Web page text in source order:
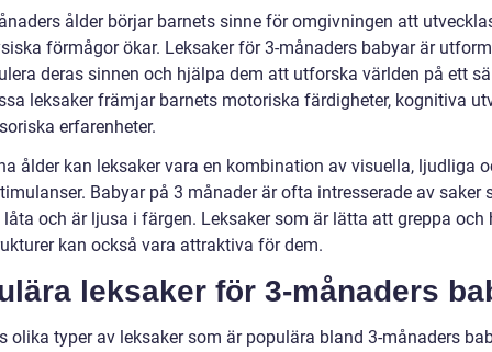
ålder börjar barnets sinne för omgivningen att
förmågor ökar. Leksaker för 3-månaders babyar är
deras sinnen och hjälpa dem att utforska världen på ett
leksaker främjar barnets motoriska färdigheter, kognitiva
erfarenheter.
ålder kan leksaker vara en kombination av visuella, ljudliga
Babyar på 3 månader är ofta intresserade av saker
låta och är ljusa i färgen. Leksaker som är lätta att greppa och
kan också vara attraktiva för dem.
leksaker för 3-månaders
olika typer av leksaker som är populära bland 3-månaders